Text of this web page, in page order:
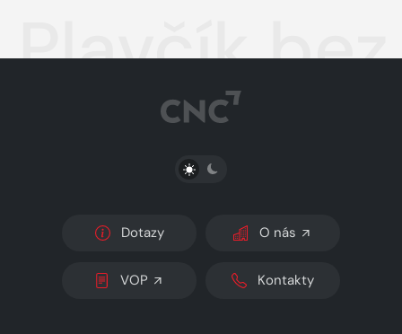
Plavčík
PŘEPNOUT SVĚTLÝ/TMAVÝ REŽIM
Dotazy O nás
VOP Kontakty